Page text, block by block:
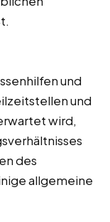
und
und
wird,
des
allgemeine